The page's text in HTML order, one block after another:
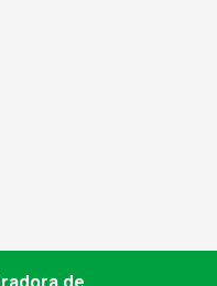
de